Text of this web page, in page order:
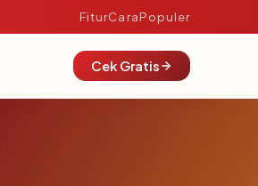
FiturCaraPopuler
Cek Gratis